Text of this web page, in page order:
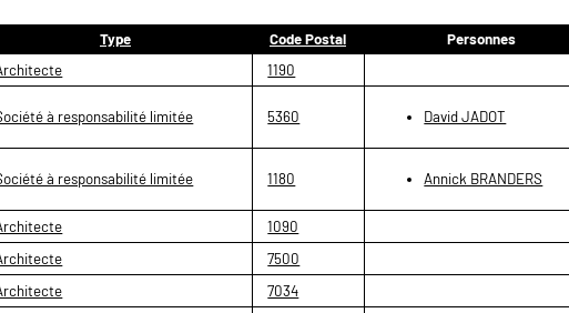
Type Code Postal
Personnes
1190
à responsabilité limitée 5360 David JADOT
à responsabilité limitée 1180 Annick BRANDERS
1090
7500
7034